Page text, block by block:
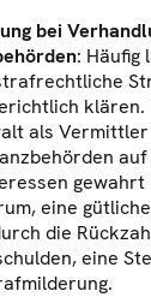
bei
: Häufig
als
gewahrt
eine
die
eine